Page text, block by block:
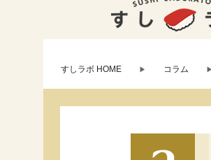
おうちレシピ
また食べたいが見つかる。ミツカ
商品情報 トップ
企業情報 トップ
お客様相談セン
ミツカン公式通
すしラボ HOME ▶ コラム ▶